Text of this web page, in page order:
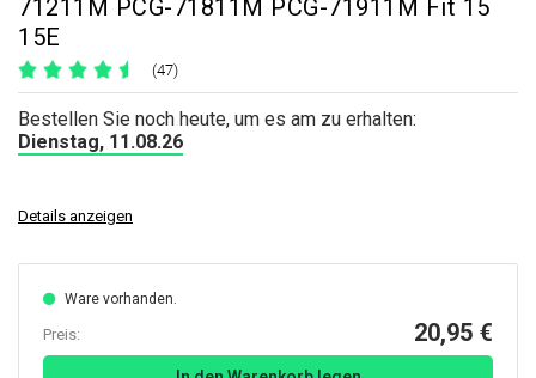
71211M PCG-71811M PCG-71911M Fit 15
15E
(47)
Bestellen Sie noch heute, um es am zu erhalten:
Dienstag, 11.08.26
Details anzeigen
Ware vorhanden.
Preis: 20,95 €